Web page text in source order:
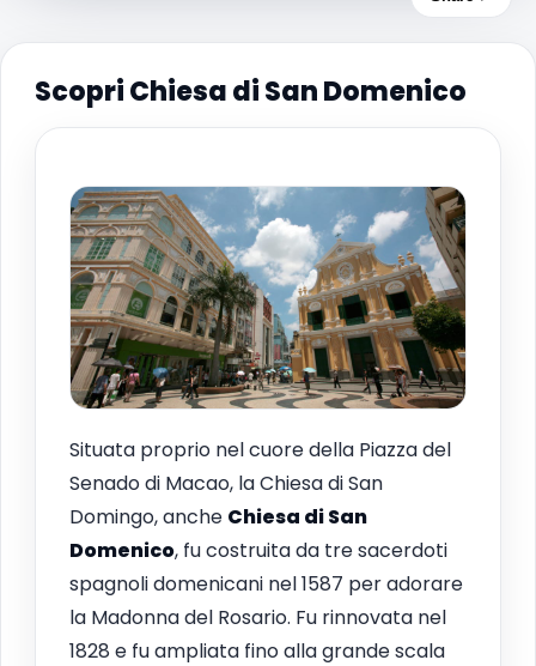
Scopri Chiesa di San Domenico
Situata proprio nel cuore della Piazza del
Senado di Macao, la Chiesa di San
Domingo, anche Chiesa di San
Domenico, fu costruita da tre sacerdoti
spagnoli domenicani nel 1587 per adorare
la Madonna del Rosario. Fu rinnovata nel
1828 e fu ampliata fino alla grande scala